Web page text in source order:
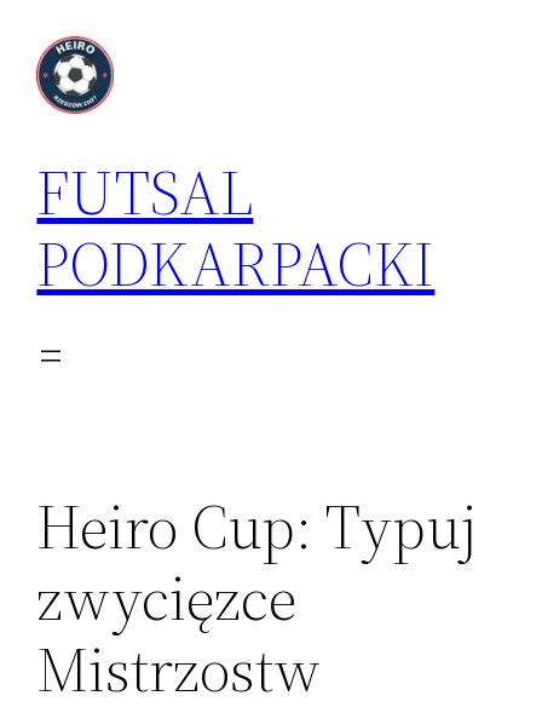
treści
FUTSAL
PODKARPACKI
Heiro Cup: Typuj
zwycięzce
Mistrzostw